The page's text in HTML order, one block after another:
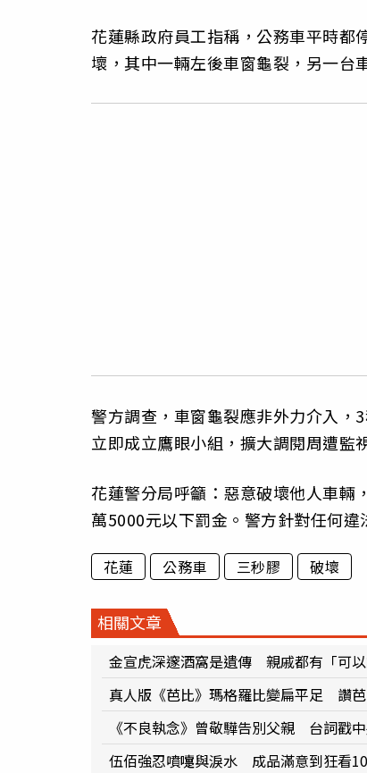
花蓮縣政府員工指稱，公務車平時都
壞，其中一輛左後車窗龜裂，另一台
警方調查，車窗龜裂應非外力介入，
立即成立鷹眼小組，擴大調閱周遭監
花蓮警分局呼籲：惡意破壞他人車輛
萬5000元以下罰金。警方針對任何
花蓮 公務車 三秒膠 破壞
相關文章
金宣虎深邃酒窩是遺傳 親戚都有「可以
真人版《芭比》瑪格羅比變扁平足 讚
《不良執念》曾敬驊告別父親 台詞戳
伍佰強忍噴嚏與淚水 成品滿意到狂看